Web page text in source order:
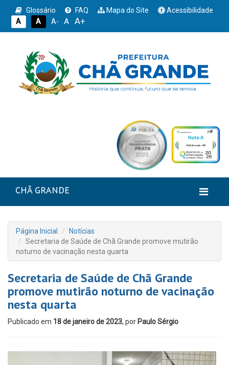
Glossário FAQ Mapa do Site
Acessibilidade
A
A A- A A+
CHÃ GRANDE
Página Inicial
Notícias
Secretaria de Saúde de Chã Grande promove mutirão
noturno de vacinação nesta quarta
Secretaria de Saúde de Chã Grande
promove mutirão noturno de vacinação
nesta quarta
Publicado em 18 de janeiro de 2023, por Paulo Sérgio